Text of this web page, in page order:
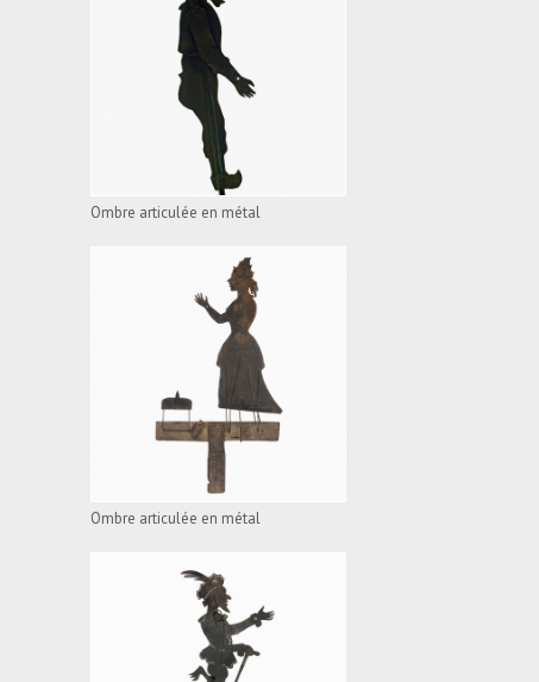
OMBRE ARTICULÉE EN
VOIR L'APPAREIL
Ombre articulée en métal
OMBRE ARTICULÉE EN
Ombre articulée en métal
OMBRE ARTICULÉE EN
MÉTAL